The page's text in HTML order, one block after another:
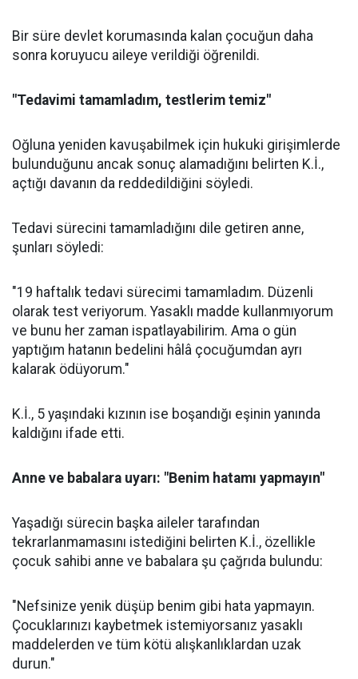
Bir süre devlet korumasında kalan çocuğun daha
sonra koruyucu aileye verildiği öğrenildi.
"Tedavimi tamamladım, testlerim temiz"
Oğluna yeniden kavuşabilmek için hukuki girişimlerde
bulunduğunu ancak sonuç alamadığını belirten K.İ.,
açtığı davanın da reddedildiğini söyledi.
Tedavi sürecini tamamladığını dile getiren anne,
şunları söyledi:
"19 haftalık tedavi sürecimi tamamladım. Düzenli
olarak test veriyorum. Yasaklı madde kullanmıyorum
ve bunu her zaman ispatlayabilirim. Ama o gün
yaptığım hatanın bedelini hâlâ çocuğumdan ayrı
kalarak ödüyorum."
K.İ., 5 yaşındaki kızının ise boşandığı eşinin yanında
kaldığını ifade etti.
Anne ve babalara uyarı: "Benim hatamı yapmayın"
Yaşadığı sürecin başka aileler tarafından
tekrarlanmamasını istediğini belirten K.İ., özellikle
çocuk sahibi anne ve babalara şu çağrıda bulundu:
"Nefsinize yenik düşüp benim gibi hata yapmayın.
Çocuklarınızı kaybetmek istemiyorsanız yasaklı
maddelerden ve tüm kötü alışkanlıklardan uzak
durun."